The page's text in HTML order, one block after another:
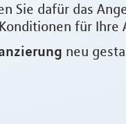
Sie dafür das
für
neu